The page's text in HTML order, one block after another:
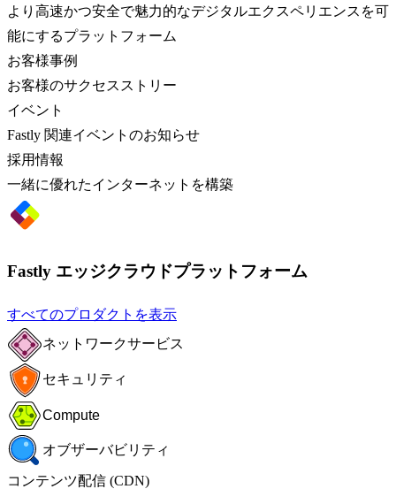
より高速かつ安全で魅力的なデジタルエクスペリエンスを可
能にするプラットフォーム
お客様事例
お客様のサクセスストリー
イベント
Fastly 関連イベントのお知らせ
採用情報
一緒に優れたインターネットを構築
Fastly エッジクラウドプラットフォーム
すべてのプロダクトを表示
ネットワークサービス
セキュリティ
Compute
オブザーバビリティ
コンテンツ配信 (CDN)